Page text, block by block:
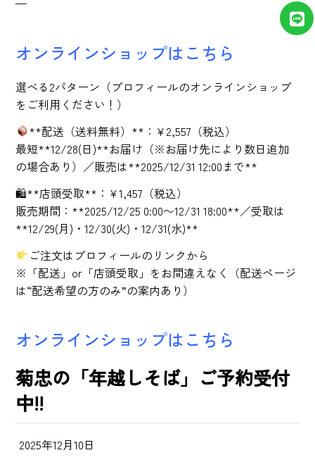
オンラインショップはこちら
選べる2パターン（プロフィールのオンラインショップ
をご利用ください！）
**配送（送料無料）**：¥2,557（税込）
最短**12/28(日)**お届け（※お届け先により数日追加
の場合あり）／販売は**2025/12/31 12:00まで**
🛍**店頭受取**：¥1,457（税込）
販売期間：**2025/12/25 0:00〜12/31 18:00**／受取は
**12/29(月)・12/30(火)・12/31(水)**
ご注文はプロフィールのリンクから
※「配送」or「店頭受取」をお間違えなく（配送ページ
は“配送希望の方のみ”の案内あり）
オンラインショップはこちら
菊忠の「年越しそば」ご予約受付
中!!
2025年12月10日